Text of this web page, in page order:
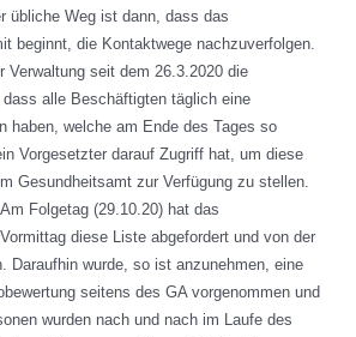
übliche Weg ist dann, dass das
beginnt, die Kontaktwege nachzuverfolgen.
Verwaltung seit dem 26.3.2020 die
alle Beschäftigten täglich eine
haben, welche am Ende des Tages so
Vorgesetzter darauf Zugriff hat, um diese
Gesundheitsamt zur Verfügung zu stellen.
Folgetag (29.10.20) hat das
diese Liste abgefordert und von der
Daraufhin wurde, so ist anzunehmen, eine
seitens des GA vorgenommen und
wurden nach und nach im Laufe des